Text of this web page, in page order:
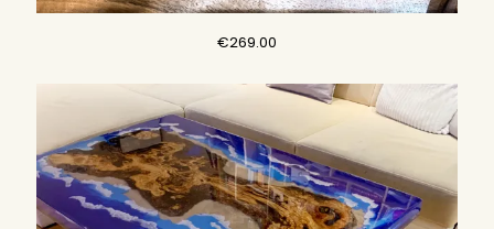
€269.00